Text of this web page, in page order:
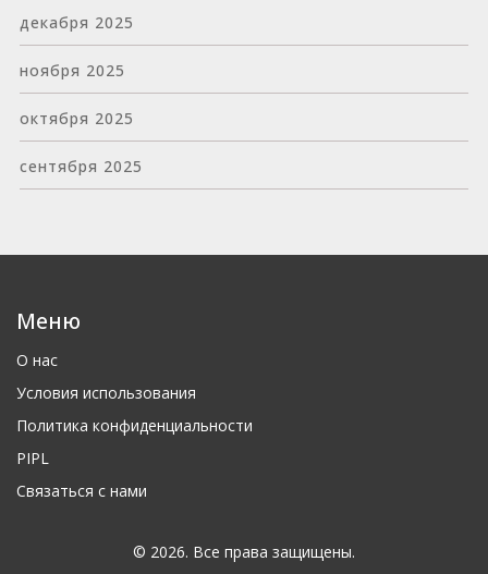
декабря 2025
ноября 2025
октября 2025
сентября 2025
Меню
О нас
Условия использования
Политика конфиденциальности
PIPL
Связаться с нами
© 2026. Все права защищены.